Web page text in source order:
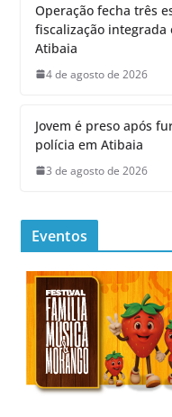
Operação fecha três
fiscalização integrada
Atibaia
4 de agosto de 2026
Jovem é preso após
polícia em Atibaia
3 de agosto de 2026
Eventos